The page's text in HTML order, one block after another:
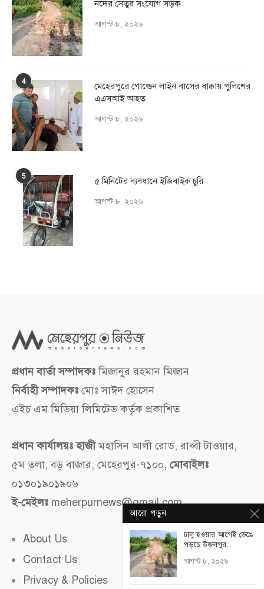
নদের সেতুর সংযোগ সড়ক
আগস্ট ৮, ২০২৬
4
মেহেরপুরে গোল্ডেন লাইন বাসের ধাক্কায় পুলিশের
এএসআই আহত
আগস্ট ৮, ২০২৬
5 ৫ মিনিটের ব্যবধানে ইজিবাইক চুরি
আগস্ট ৮, ২০২৬
প্রধান বার্তা সম্পাদকঃমিজানুর রহমান মিজান
নির্বাহী সম্পাদকঃ মোঃ সাঈদ হোসেন
এইচ এম মিডিয়া লিমিটেড কর্তৃক প্রকাশিত
প্রধান কার্যালয়ঃ হাজীমহাসিন আলী রোড, রাব্বী টাওয়ার,
৫ম তলা, বড় বাজার, মেহেরপুর-৭১০০, মোবাইলঃ
০১৩০১৯০১৯০৬
ই-মেইলঃ meherpurnews@gmail.com
About Us
Contact Us
Privacy & Policies
আরো পড়ুন
চালু হওয়ার আগেই ভেঙে
পড়ছে উজলপুর...
আগস্ট ৮, ২০২৬